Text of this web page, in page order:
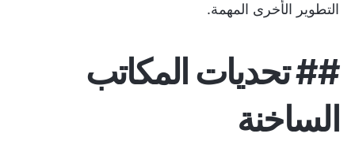
التطوير الأخرى المهمة.
##تحديات المكاتب
الساخنة